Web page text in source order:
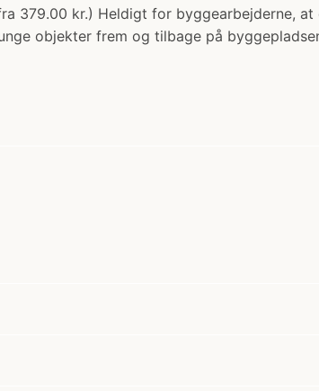
379.00 kr.) Heldigt for byggearbejderne,
objekter frem og tilbage på